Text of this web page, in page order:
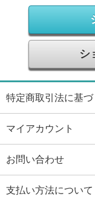
シ
特定商取引法に基づ
マイアカウント
お問い合わせ
支払い方法について